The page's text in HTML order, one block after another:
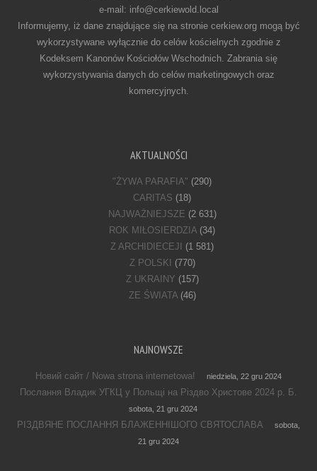
e-mail: info@cerkiewold.local
Informujemy, iż dane znajdujące się na stronie cerkiew.org mogą być
wykorzystywane wyłącznie do celów kościelnych zgodnie z
Kodeksem Kanonów Kościołów Wschodnich. Zabrania się
wykorzystywania danych do celów marketingowych oraz
komercyjnych.
AKTUALNOŚCI
"ŻYWA PARAFIA" (290)
CARITAS (18)
NAJWAŻNIEJSZE (2 631)
ROK MIŁOSIERDZIA(34)
Z ARCHIDIECEJI
(1 581)
Z POLSKI
(770)
Z UKRAINY (157)
ZE ŚWIATA(46)
NAJNOWSZE
Новий сайт / Nowa strona internetowa! niedziela, 22 gru 2024
Послання Владик УГКЦ у Польщі на Різдво Христове 2024 р. Б.
sobota, 21 gru 2024
РІЗДВЯНЕ ПОСЛАННЯ БЛАЖЕННІШОГО СВЯТОСЛАВА
sobota,
21 gru 2024